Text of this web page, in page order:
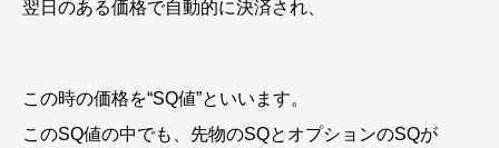
翌日のある価格で自動的に決済され、
この時の価格を“SQ値”といいます。
このSQ値の中でも、先物のSQとオプションのSQが